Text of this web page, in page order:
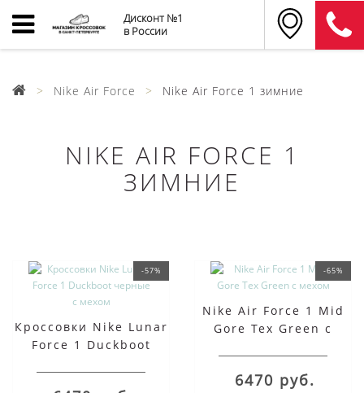
Дисконт №1
в России
Nike Air Force Nike Air Force 1 зимние
NIKE AIR FORCE 1
ЗИМНИЕ
-57%
Кроссовки Nike Lunar
Force 1 Duckboot
-65%
Nike Air Force 1 Mid
Gore Tex Green с
6470 руб.